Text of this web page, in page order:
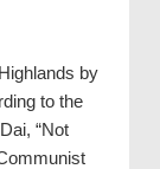
by
to the
“Not